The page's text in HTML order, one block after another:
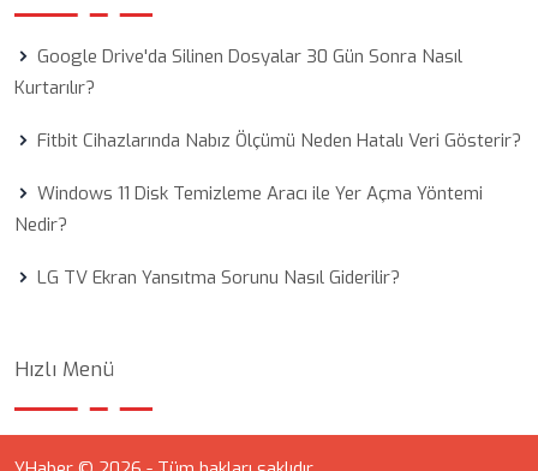
Google Drive'da Silinen Dosyalar 30 Gün Sonra Nasıl
Kurtarılır?
Fitbit Cihazlarında Nabız Ölçümü Neden Hatalı Veri Gösterir?
Windows 11 Disk Temizleme Aracı ile Yer Açma Yöntemi
Nedir?
LG TV Ekran Yansıtma Sorunu Nasıl Giderilir?
Hızlı Menü